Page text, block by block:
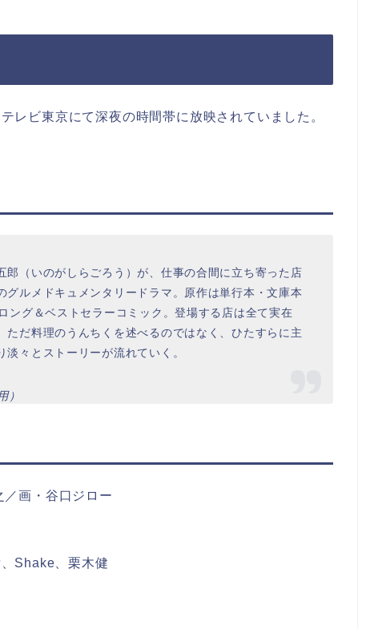
レビ東京にて深夜の時間帯に放映されていました。
郎（いのがしらごろう）が、仕事の合間に立ち寄った店
グルメドキュメンタリードラマ。原作は単行本・文庫本
ング＆ベストセラーコミック。登場する店は全て実在
ただ料理のうんちくを述べるのではなく、ひたすらに主
々とストーリーが流れていく。
）
／画・谷口ジロー
Shake、栗木健